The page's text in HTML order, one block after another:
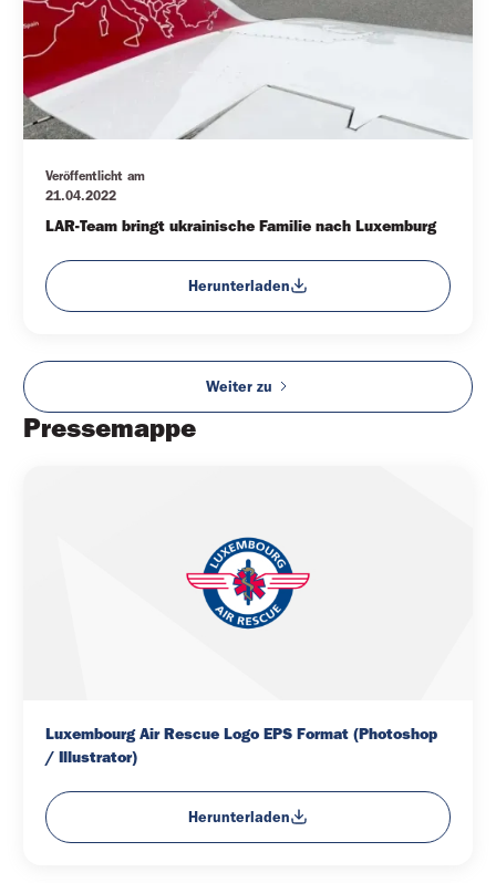
Veröffentlicht am
21.04.2022
LAR-Team bringt ukrainische Familie nach Luxemburg
Herunterladen
Weiter zu
Pressemappe
Luxembourg Air Rescue Logo EPS Format (Photoshop
/ Illustrator)
Herunterladen